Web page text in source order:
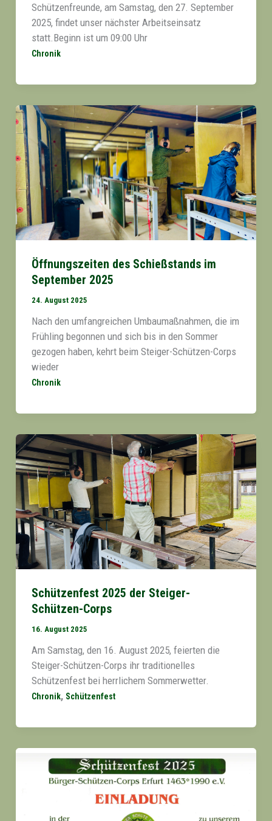
Schützenfreunde, am Samstag, den 27. September
2025, findet unser nächster Arbeitseinsatz
statt.Beginn ist um 09:00 Uhr
Chronik
Öffnungszeiten des Schießstands im
September 2025
24. August 2025
Nach den umfangreichen Umbaumaßnahmen, die im
Frühling begonnen und sich bis in den Sommer
gezogen haben, kehrt beim Steiger-Schützen-Corps
wieder
Chronik
Schützenfest 2025 der Steiger-
Schützen-Corps
16. August 2025
Am Samstag, den 16. August 2025, feierten die
Steiger-Schützen-Corps ihr traditionelles
Schützenfest bei herrlichem Sommerwetter.
Chronik, Schützenfest